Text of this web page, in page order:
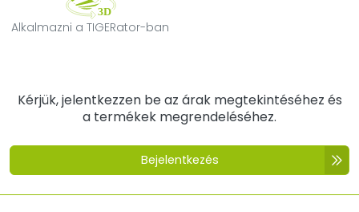
Alkalmazni a TIGERator-ban
Alkalmazni a TIGERator-ban
Kérjük, jelentkezzen be az árak megtekintéséhez és
a termékek megrendeléséhez.
Bejelentkezés